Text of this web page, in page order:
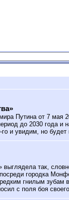
Путина от 7 мая
до 2030 года и
и увидим, но будет
так,
городка
гнилым зубам
с поля боя